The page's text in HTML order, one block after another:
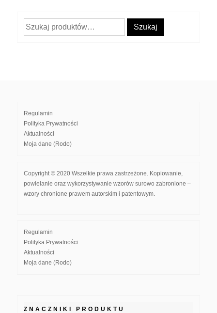
Szukaj: Szukaj
Regulamin
Polityka Prywatności
Aktualności
Moja dane (Rodo)
Copyright © 2020 Wszelkie prawa zastrzeżone. Kopiowanie,
powielanie oraz wykorzystywanie wzorów surowo zabronione –
wzory chronione prawem autorskim i patentowym.
Regulamin
Polityka Prywatności
Aktualności
Moja dane (Rodo)
ZNACZNIKI PRODUKTU